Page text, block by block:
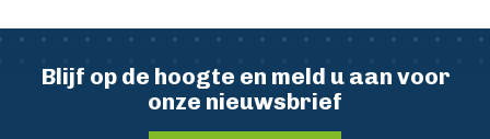
Blijf op de hoogte en meld u aan voor
onze nieuwsbrief